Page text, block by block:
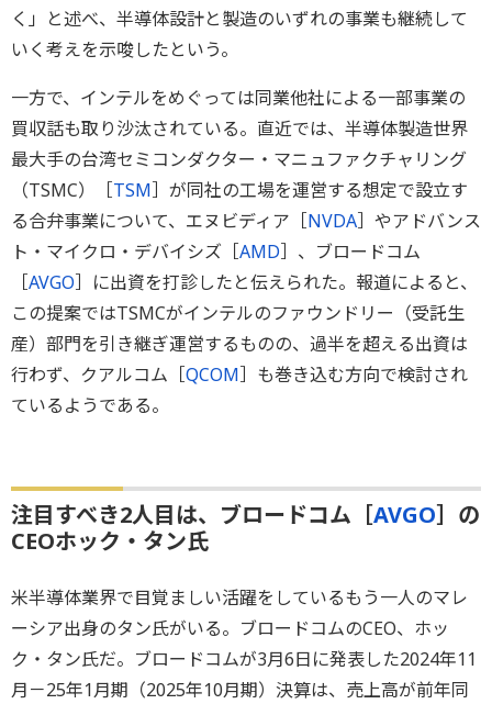
く」と述べ、半導体設計と製造のいずれの事業も継続して
いく考えを示唆したという。
一方で、インテルをめぐっては同業他社による一部事業の
買収話も取り沙汰されている。直近では、半導体製造世界
最大手の台湾セミコンダクター・マニュファクチャリング
（TSMC）［TSM］が同社の工場を運営する想定で設立す
る合弁事業について、エヌビディア［NVDA］やアドバンス
ト・マイクロ・デバイシズ［AMD］、ブロードコム
［AVGO］に出資を打診したと伝えられた。報道によると、
この提案ではTSMCがインテルのファウンドリー（受託生
産）部門を引き継ぎ運営するものの、過半を超える出資は
行わず、クアルコム［QCOM］も巻き込む方向で検討され
ているようである。
注目すべき2人目は、ブロードコム［AVGO］の
CEOホック・タン氏
米半導体業界で目覚ましい活躍をしているもう一人のマレ
ーシア出身のタン氏がいる。ブロードコムのCEO、ホッ
ク・タン氏だ。ブロードコムが3月6日に発表した2024年11
月－25年1月期（2025年10月期）決算は、売上高が前年同